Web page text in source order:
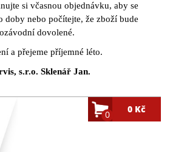
si včasnou objednávku, aby se
doby nebo počítejte, že zboží bude
dovolené.
a přejeme příjemné léto.
s.r.o. Sklenář Jan.
0 0 Kč